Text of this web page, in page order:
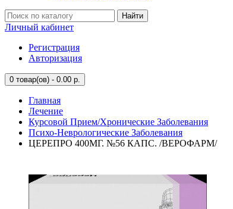
Найти
Личный кабинет
Регистрация
Авторизация
0 товар(ов) - 0.00 р.
Главная
Лечение
Курсовой Прием/Хронические Заболевания
Психо-Неврологические Заболевания
ЦЕРЕПРО 400МГ. №56 КАПС. /ВЕРОФАРМ/